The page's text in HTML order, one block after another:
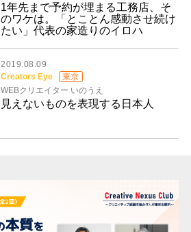
1年先まで予約が埋まる工務店、そ
のワケは。「とことん感動させ続け
たい」代表の家造りのイロハ
2019.08.09
Creators Eye
東京
WEBクリエイター いのうえ
見えないものを表現する日本人